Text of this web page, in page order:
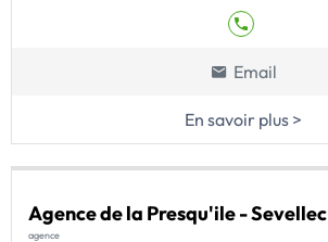
Email
En savoir plus >
Agence de la Presqu'ile - Sevellec
agence